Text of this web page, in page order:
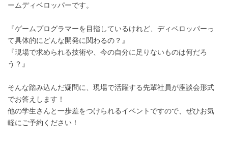
ームディベロッパーです。
『ゲームプログラマーを目指しているけれど、ディベロッパーっ
て具体的にどんな開発に関わるの？』
『現場で求められる技術や、今の自分に足りないものは何だろ
う？』
そんな踏み込んだ疑問に、現場で活躍する先輩社員が座談会形式
でお答えします！
他の学生さんと一歩差をつけられるイベントですので、ぜひお気
軽にご予約ください！